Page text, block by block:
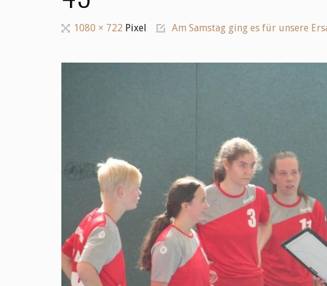
Originalgröße
1080 × 722 Pixel Am Samstag ging es für unsere